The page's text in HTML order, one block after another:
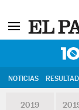
NOTICIAS
2019